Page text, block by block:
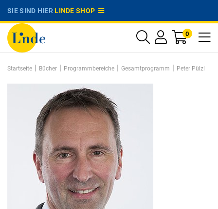
SIE SIND HIERLINDE SHOP
0
Startseite | Bücher | Programmbereiche | Gesamtprogramm | Peter Pülzl